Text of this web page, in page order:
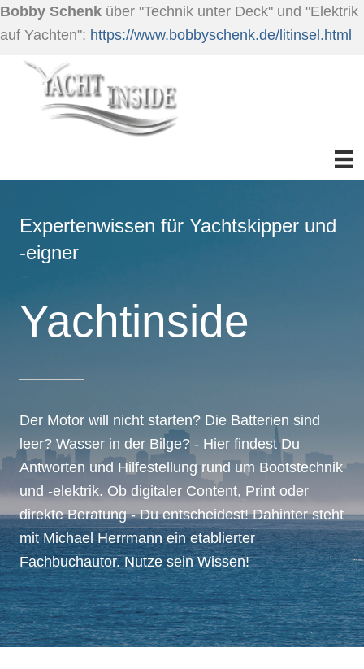
Bobby Schenk über "Technik unter Deck" und "Elektrik
auf Yachten": https://www.bobbyschenk.de/litinsel.html
Expertenwissen für Yachtskipper und
-eigner
Yachtinside
Der Motor will nicht starten? Die Batterien sind
leer? Wasser in der Bilge? - Hier findest Du
Antworten und Hilfestellung rund um Bootstechnik
und -elektrik. Ob digitaler Content, Print oder
direkte Beratung - Du entscheidest! Dahinter steht
mit Michael Herrmann ein etablierter
Fachbuchautor. Nutze sein Wissen!